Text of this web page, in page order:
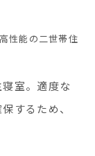
室。適度な
するため、